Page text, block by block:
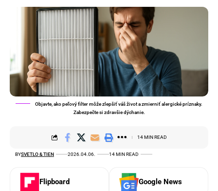
Objavte, ako peľový filter môže zlepšiť váš život a zmierniť alergické príznaky.
Zabezpečte si zdravšie dýchanie.
BYSVETLO & TIEN 2026.04.06. 14 MIN READ
14 MIN READ
Flipboard Google News